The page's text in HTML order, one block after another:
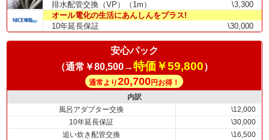
排水配管交換（VP）（1m）
\3,300
オール電化の生活にあんしんをプラス!
10年延長保証
\30,000
安心パック
（通常￥80,500→特価￥59,800）
通常より20,700円お得！
内訳
風呂アダプター交換
\12,000
10年延長保証
\30,000
追い炊き配管交換
\16,500